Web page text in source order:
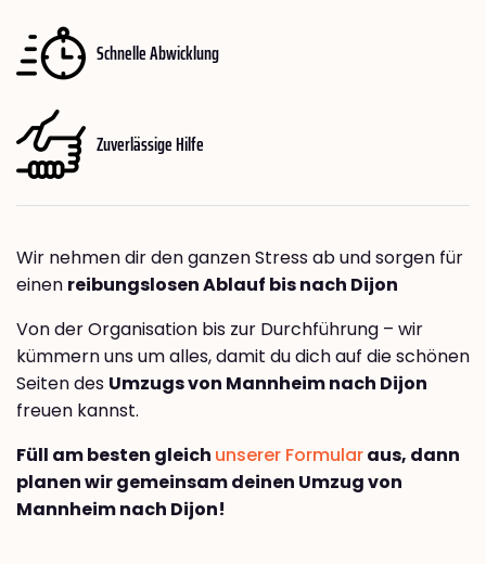
Schnelle Abwicklung
Zuverlässige Hilfe
Wir nehmen dir den ganzen Stress ab und sorgen für
einen reibungslosen Ablauf bis nach Dijon
Von der Organisation bis zur Durchführung – wir
kümmern uns um alles, damit du dich auf die schönen
Seiten des Umzugs von Mannheim nach Dijon
freuen kannst.
Füll am besten gleich unserer Formularaus, dann
planen wir gemeinsam deinen Umzug von
Mannheim nach Dijon!